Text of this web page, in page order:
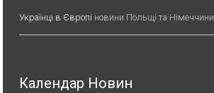
Українці в Європі новини Польщі та Німеччини
Календар Новин